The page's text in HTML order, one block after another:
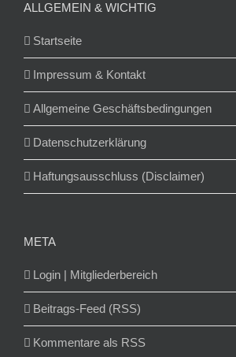
ALLGEMEIN & WICHTIG
Startseite
Impressum & Kontakt
Allgemeine Geschäftsbedingungen
Datenschutzerklärung
Haftungsausschluss (Disclaimer)
META
Login | Mitgliederbereich
Beitrags-Feed (RSS)
Kommentare als RSS